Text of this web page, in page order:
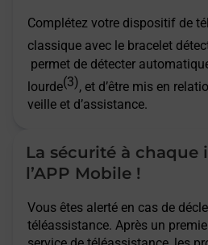
Complétez votre dispositif de
classique avec le bracelet
permet de détecter
lourde(3), et d’être mis en
veille et d’assistance.
La sécurité à chaque
l’APP Mobile !
Vous êtes alerté en cas de
téléassistance. Après un